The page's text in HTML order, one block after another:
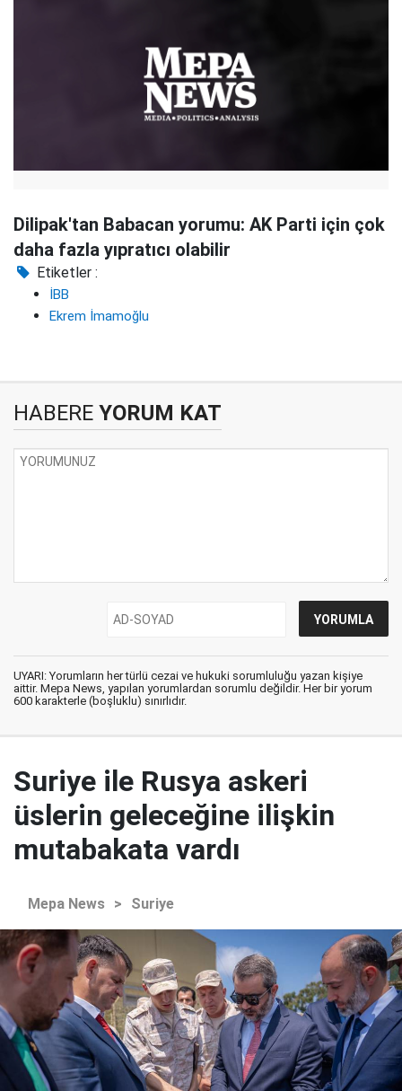
Dilipak'tan Babacan yorumu: AK Parti için çok
daha fazla yıpratıcı olabilir
Etiketler :
İBB
Ekrem İmamoğlu
HABERE YORUM KAT
UYARI: Yorumların her türlü cezai ve hukuki sorumluluğu yazan kişiye
aittir. Mepa News, yapılan yorumlardan sorumlu değildir. Her bir yorum
600 karakterle (boşluklu) sınırlıdır.
Suriye ile Rusya askeri
üslerin geleceğine ilişkin
mutabakata vardı
Mepa News > Suriye